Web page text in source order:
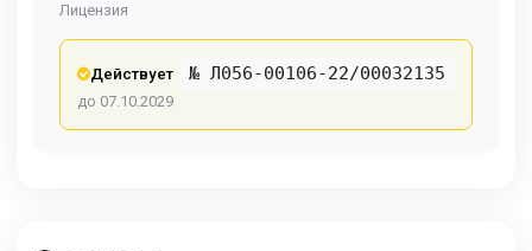
Лицензия
Действует № Л056-00106-22/00032135
до 07.10.2029